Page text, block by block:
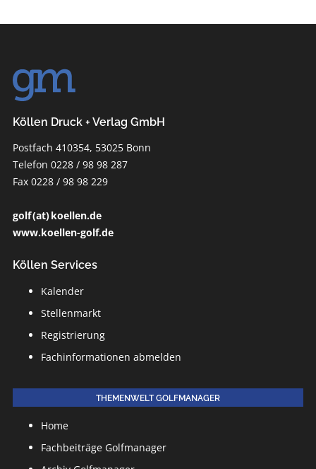
Köllen Druck + Verlag GmbH
Postfach 410354, 53025 Bonn
Telefon 0228 / 98 98 287
Fax 0228 / 98 98 229
golf (at) koellen.de
www.koellen-golf.de
Köllen Services
Kalender
Stellenmarkt
Registrierung
Fachinformationen abmelden
THEMENWELT GOLFMANAGER
Home
Fachbeiträge Golfmanager